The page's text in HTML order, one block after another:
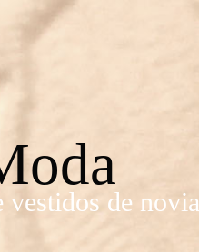
vestidos de novia